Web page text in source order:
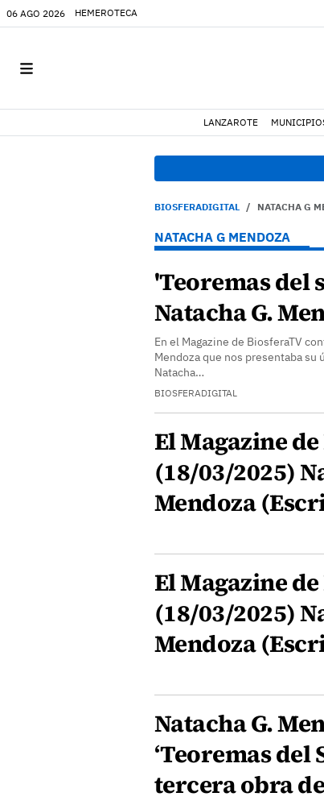
06 AGO 2026 HEMEROTECA
LANZAROTE
BIOSFERADIGITAL NATACHA G
NATACHA G MENDOZA
'Teoremas del
Natacha G.
En el Magazine de BiosferaTV
Mendoza que nos presentaba
Natacha…
BIOSFERADIGITAL
El Magazine
(18/03/2025)
Mendoza
El Magazine
(18/03/2025)
Mendoza
Natacha G.
‘Teoremas del
tercera obra